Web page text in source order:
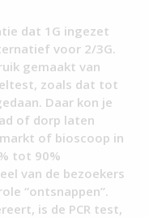
dat 1G ingezet
voor 2/3G.
gemaakt van
zoals dat tot
Daar kon je
of dorp laten
of bioscoop in
tot 90%
van de bezoekers
“ontsnappen”.
is de PCR test,